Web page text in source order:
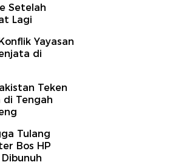
Setelah
Lagi
Yayasan
di
Teken
Tengah
Tulang
Bos HP